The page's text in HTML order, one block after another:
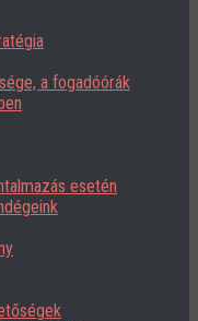
a fogadóórák
esetén